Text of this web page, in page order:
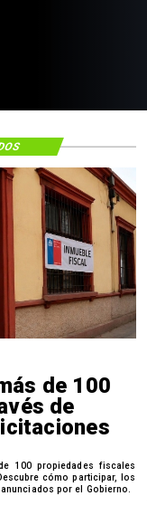
de 100
de
100 propiedades fiscales
cómo participar, los
por el Gobierno.